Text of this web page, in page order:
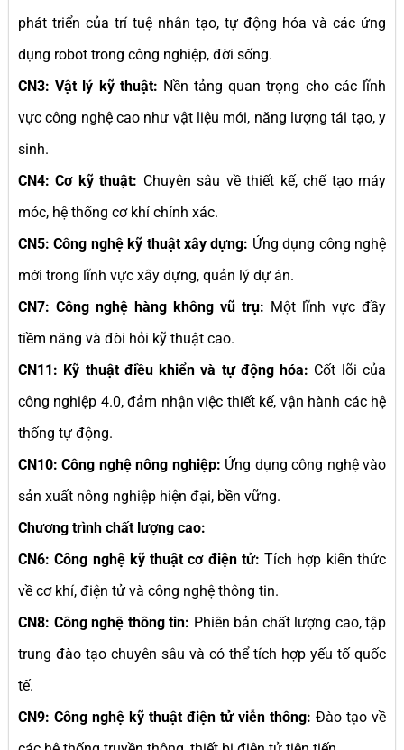
phát triển của trí tuệ nhân tạo, tự động hóa và các ứng
dụng robot trong công nghiệp, đời sống.
CN3: Vật lý kỹ thuật: Nền tảng quan trọng cho các lĩnh
vực công nghệ cao như vật liệu mới, năng lượng tái tạo, y
sinh.
CN4: Cơ kỹ thuật: Chuyên sâu về thiết kế, chế tạo máy
móc, hệ thống cơ khí chính xác.
CN5: Công nghệ kỹ thuật xây dựng: Ứng dụng công nghệ
mới trong lĩnh vực xây dựng, quản lý dự án.
CN7: Công nghệ hàng không vũ trụ: Một lĩnh vực đầy
tiềm năng và đòi hỏi kỹ thuật cao.
CN11: Kỹ thuật điều khiển và tự động hóa: Cốt lõi của
công nghiệp 4.0, đảm nhận việc thiết kế, vận hành các hệ
thống tự động.
CN10: Công nghệ nông nghiệp: Ứng dụng công nghệ vào
sản xuất nông nghiệp hiện đại, bền vững.
Chương trình chất lượng cao:
CN6: Công nghệ kỹ thuật cơ điện tử: Tích hợp kiến thức
về cơ khí, điện tử và công nghệ thông tin.
CN8: Công nghệ thông tin: Phiên bản chất lượng cao, tập
trung đào tạo chuyên sâu và có thể tích hợp yếu tố quốc
tế.
CN9: Công nghệ kỹ thuật điện tử viễn thông: Đào tạo về